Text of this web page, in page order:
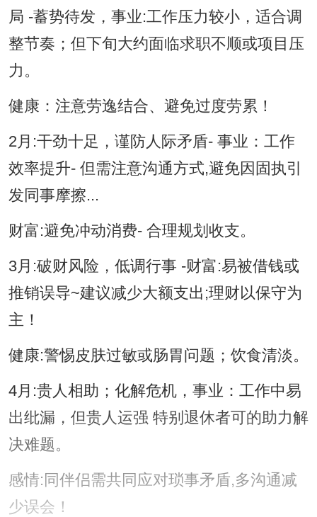
局 -蓄势待发，事业:工作压力较小，适合调
整节奏；但下旬大约面临求职不顺或项目压
力。
健康：注意劳逸结合、避免过度劳累！
2月:干劲十足，谨防人际矛盾- 事业：工作
效率提升- 但需注意沟通方式,避免因固执引
发同事摩擦...
财富:避免冲动消费- 合理规划收支。
3月:破财风险，低调行事 -财富:易被借钱或
推销误导~建议减少大额支出;理财以保守为
主！
健康:警惕皮肤过敏或肠胃问题；饮食清淡。
4月:贵人相助；化解危机，事业：工作中易
出纰漏，但贵人运强 特别退休者可的助力解
决难题。
感情:同伴侣需共同应对琐事矛盾,多沟通减
少误会！